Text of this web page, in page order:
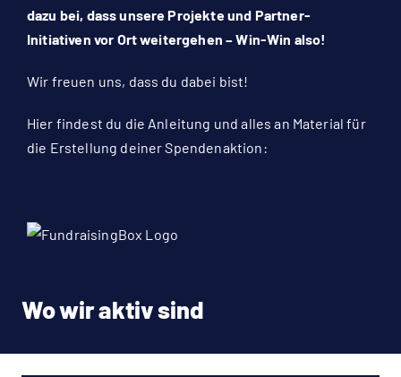
Shop
Spenden
EN
dazu bei, dass unsere Projekte und Partner-
Initiativen vor Ort weitergehen – Win-Win also!
Wir freuen uns, dass du dabei bist!
Hier findest du die Anleitung und alles an Material für
die Erstellung deiner Spendenaktion:
Wo wir aktiv sind